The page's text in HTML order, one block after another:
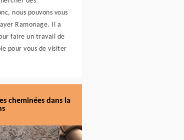
nous pouvons vous
Ramonage. Il a
faire un travail de
pour vous de visiter
cheminées dans la